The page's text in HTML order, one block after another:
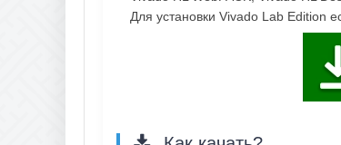
Для установки Vivado Lab Edition